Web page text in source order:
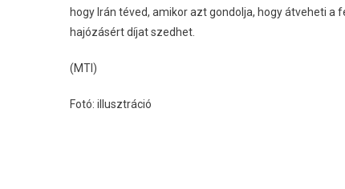
hogy Irán téved, amikor azt gondolja, hogy átveheti
hajózásért díjat szedhet.
(MTI)
Fotó: illusztráció